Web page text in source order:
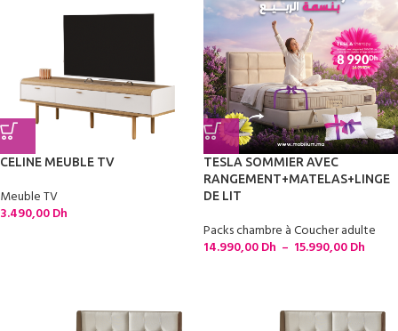
CELINE MEUBLE TV
Meuble TV
3.490,00Dh
TESLA SOMMIER AVEC
RANGEMENT+MATELAS+LINGE
DE LIT
Packs chambre à Coucher adulte
14.990,00Dh – 15.990,00Dh